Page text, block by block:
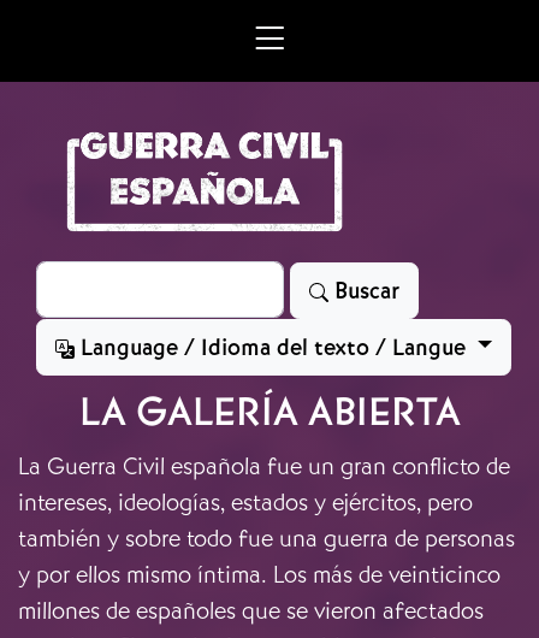
Search
Buscar
Language / Idioma del texto / Langue
LA GALERÍA ABIERTA
La Guerra Civil española fue un gran conflicto de
intereses, ideologías, estados y ejércitos, pero
también y sobre todo fue una guerra de personas
y por ellos mismo íntima. Los más de veinticinco
millones de españoles que se vieron afectados